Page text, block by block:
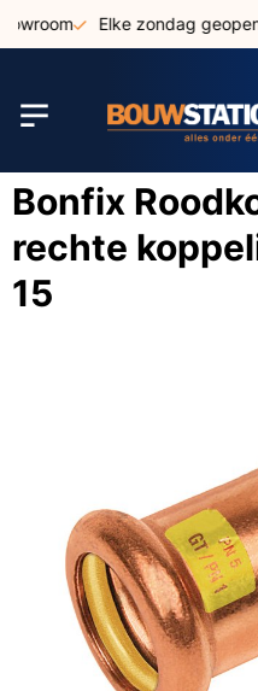
Elke zondag
Bonfix
rechte
15